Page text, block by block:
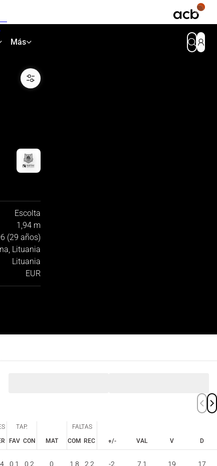
Más
Escolta
1,94 m
(29 años)
Lituania
Lituania
EUR
TAP.
MAT
FALTAS
+/-
VAL V D
FAV CON COM REC
0,1 0,2 0 1,8 2,2 -2 7,1 19 17